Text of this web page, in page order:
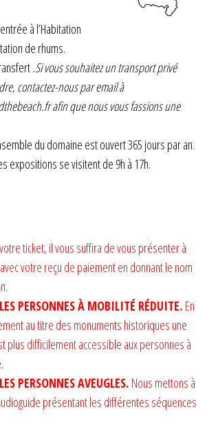
à l’Habitation
de rhums.
.Si vous souhaitez un transport privé
contactez-nous par email à
afin que nous vous fassions une
du domaine est ouvert 365 jours par an.
expositions se visitent de 9h à 17h.
ticket, il vous suffira de vous présenter à
votre reçu de paiement en donnant le nom
PERSONNES À MOBILITÉ RÉDUITE. En
au titre des monuments historiques une
plus difficilement accessible aux personnes à
PERSONNES AVEUGLES. Nous mettons à
présentant les différentes séquences